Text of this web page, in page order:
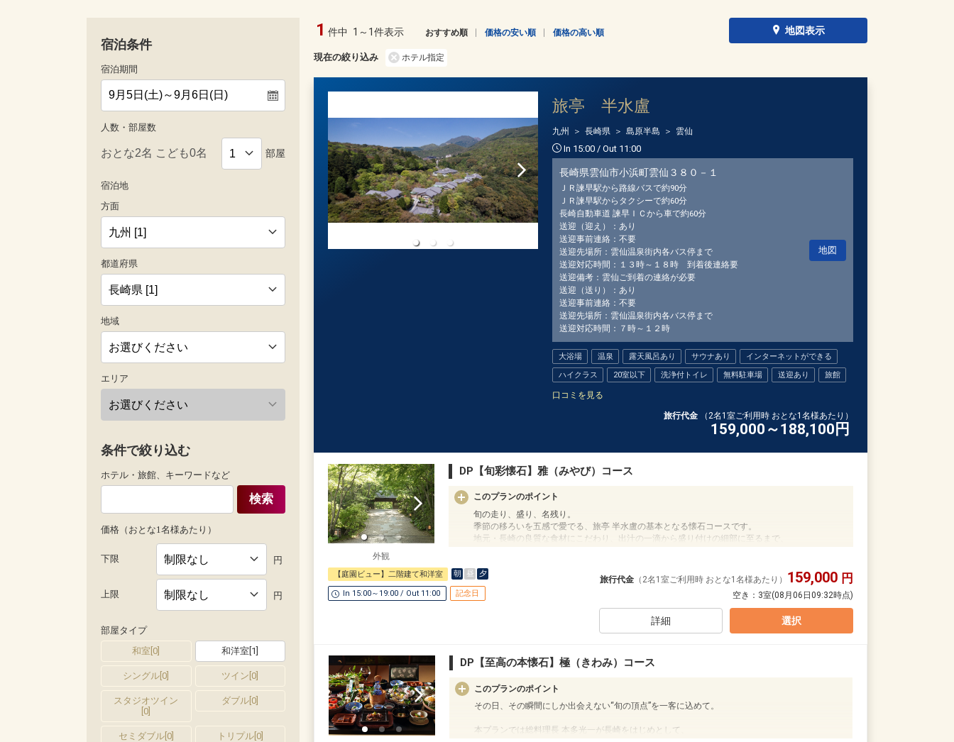
188便
乗継便あり
小松
長崎
+3,100円
小松
長崎
+17,000円
5 +58,400円
宿泊条件
宿泊期間
人数・部屋数
部屋
宿泊地
方面
都道府県
地域
エリア
条件で絞り込む
ホテル・旅館、キーワードなど
検索
価格（おとな1名様あたり）
下限 円
上限 円
部屋タイプ
和室 0 和洋室 1
シングル 0 ツイン 0
スタジオツイン
0
ダブル 0
セミダブル[ 0] トリプル[ 0]
地図表示
現在の絞り込み ホテル指定
1 件中 1～1件表示 おすすめ順 価格の安い順 価格の高い順
旅亭 半水盧
九州 長崎県 島原半島 雲仙
In 15:00 / Out 11:00
長崎県雲仙市小浜町雲仙３８０－１
ＪＲ諫早駅から路線バスで約90分
ＪＲ諫早駅からタクシーで約60分
長崎自動車道 諫早ＩＣから車で約60分
送迎（迎え）：あり
送迎事前連絡：不要
送迎先場所：雲仙温泉街内各バス停まで
送迎対応時間：１３時～１８時 到着後連絡要
送迎備考：雲仙ご到着の連絡が必要
送迎（送り）：あり
送迎事前連絡：不要
送迎先場所：雲仙温泉街内各バス停まで
送迎対応時間：７時～１２時
地図
大浴場 温泉 露天風呂あり サウナあり
インターネットができる
ハイクラス
20室以下 洗浄付トイレ 無料駐車場 送迎あり 旅館
口コミを見る
旅行代金 （2名1室ご利用時 おとな1名様あたり）
159,000～188,100 円
外観
DP【旬彩懐石】雅（みやび）コース
このプランのポイント
旬の走り、盛り、名残り。
季節の移ろいを五感で愛でる、旅亭 半水盧の基本となる懐石コースです。
地元・長崎の良質な食材にこだわり、出汁の一滴から盛り付けの細部に至るまで、
伝統的な和の心を感じる、慈悲深いお料理の数々をお愉しみください。
お食事はお部屋でお召し上がりいただきます。
ミシュランが認めた格別なホスピタリティ
移ろいゆく景色を眺めながら、料理人がその日のためだけに
お好みの銘酒とともにご堪能ください。
料理人が腕を振るった四季折々の滋味を。
心と解き放される美食体験を演出いたします。
設定期間：2024年9月1日～2027年3月31日
【庭園ビュー】二階建て和洋室 朝 昼 夕
In 15:00～19:00 / Out 11:00 記念日
旅行代金 （2名1室ご利用時 おとな1名様あたり） 159,000 円
空き： 3室(08月06日09:32時点)
詳細 選択
DP【至高の本懐石】極（きわみ）コース
このプランのポイント
その日、その瞬間にしか出会えない“旬の頂点”を一客に込めて。
本プランでは総料理長 本多光一が長崎をはじめとして、